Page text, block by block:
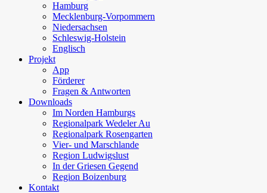
Hamburg
Mecklenburg-Vorpommern
Niedersachsen
Schleswig-Holstein
Englisch
Projekt
App
Förderer
Fragen & Antworten
Downloads
Im Norden Hamburgs
Regionalpark Wedeler Au
Regionalpark Rosengarten
Vier- und Marschlande
Region Ludwigslust
In der Griesen Gegend
Region Boizenburg
Kontakt